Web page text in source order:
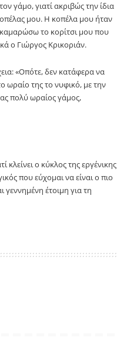
γάμο, γιατί ακριβώς την ίδια
μου. Η κοπέλα μου ήταν
το κορίτσι μου που
ο Γιώργος Κρικοριάν.
«Οπότε, δεν κατάφερα να
της το νυφικό, με την
πολύ ωραίος γάμος,
κλείνει ο κύκλος της εργένικης
που εύχομαι να είναι ο πιο
έτοιμη για τη